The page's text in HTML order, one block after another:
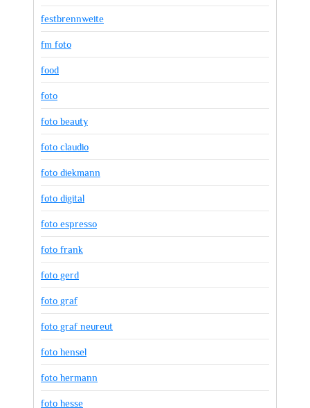
festbrennweite
fm foto
food
foto
foto beauty
foto claudio
foto diekmann
foto digital
foto espresso
foto frank
foto gerd
foto graf
foto graf neureut
foto hensel
foto hermann
foto hesse